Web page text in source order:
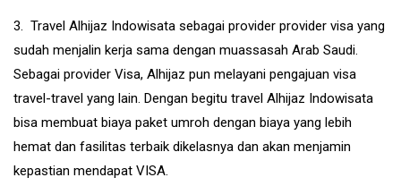
3. Travel Alhijaz Indowisata sebagai provider provider visa yang
sudah menjalin kerja sama dengan muassasah Arab Saudi.
Sebagai provider Visa, Alhijaz pun melayani pengajuan visa
travel-travel yang lain. Dengan begitu travel Alhijaz Indowisata
bisa membuat biaya paket umroh dengan biaya yang lebih
hemat dan fasilitas terbaik dikelasnya dan akan menjamin
kepastian mendapat VISA.